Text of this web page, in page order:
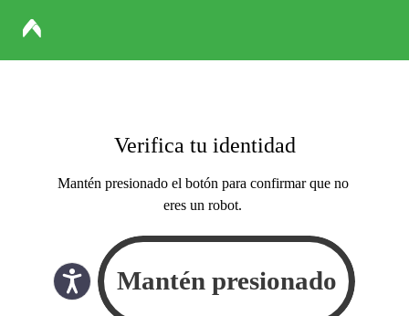
Verifica tu identidad
Mantén presionado el botón para confirmar que no
eres un robot.